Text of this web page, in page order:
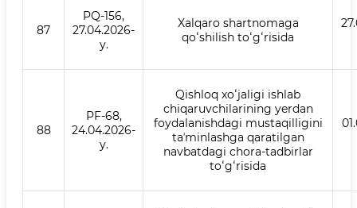
87
PQ-156,
27.04.2026-
y.
Xalqaro shartnomaga
qoʻshilish toʻgʻrisida
88
PF-68,
24.04.2026-
y.
Qishloq xoʻjaligi ishlab
chiqaruvchilarining yerdan
foydalanishdagi mustaqilligini
taʼminlashga qaratilgan
navbatdagi chora-tadbirlar
toʻgʻrisida